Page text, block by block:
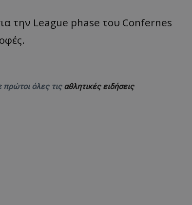
την League phase του Confernes
πρώτοι όλες τις αθλητικές ειδήσεις